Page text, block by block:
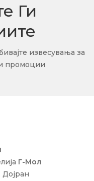
Ги
извесувања за
промоции
Г-Мол